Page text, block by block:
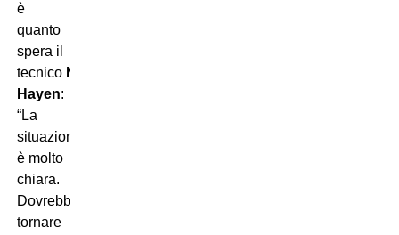
è
quanto
spera il
tecnico Nicky
Hayen:
“La
situazione
è molto
chiara.
Dovrebbe
tornare